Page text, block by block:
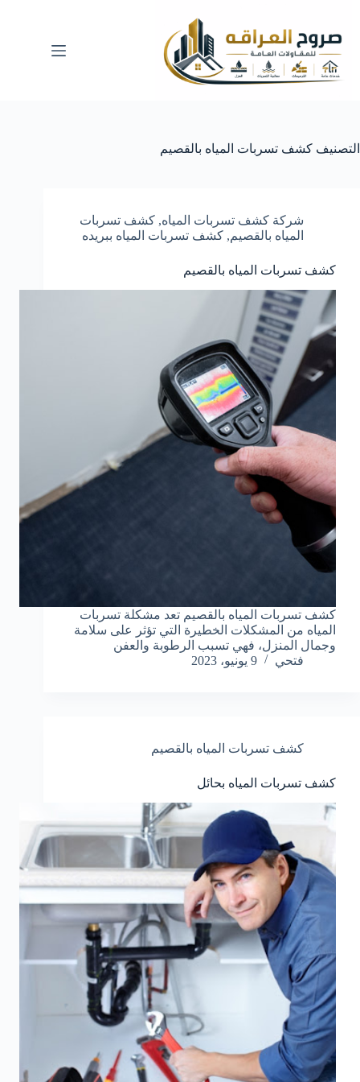
المحتوى
التصنيف كشف تسربات المياه بالقصيم
شركة كشف تسربات المياه, كشف تسربات
المياه بالقصيم, كشف تسربات المياه ببريده
كشف تسربات المياه بالقصيم
كشف تسربات المياه بالقصيم تعد مشكلة تسربات
المياه من المشكلات الخطيرة التي تؤثر على سلامة
وجمال المنزل، فهي تسبب الرطوبة والعفن
فتحي
9 يونيو، 2023
كشف تسربات المياه بالقصيم
كشف تسربات المياه بحائل